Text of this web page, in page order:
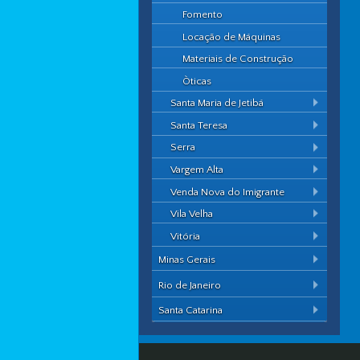
Fomento
Locação de Máquinas
Materiais de Construção
Òticas
Santa Maria de Jetibá
Santa Teresa
Serra
Vargem Alta
Venda Nova do Imigrante
Vila Velha
Vitória
Minas Gerais
Rio de Janeiro
Santa Catarina